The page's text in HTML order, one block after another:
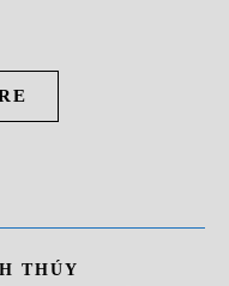
THÚY